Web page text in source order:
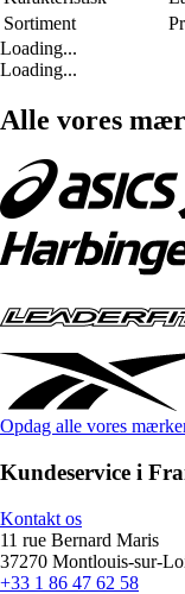
Sortiment
Loading...
Loading...
Alle vores
Opdag alle vores
Kundeservice i
Kontakt os
11 rue Bernard Maris
37270 Montlouis-sur-
+33 1 86 47 62 58